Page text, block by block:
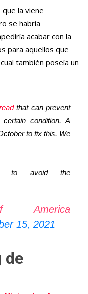
la viene
se habría
acabar con la
para aquellos que
también poseía un
that can prevent
condition. A
to fix this. We
to avoid the
15, 2021
de